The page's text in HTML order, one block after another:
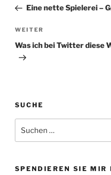
BeitragEine nette Spielerei –
Nächster
Beitrag
WEITER
Was ich bei Twitter diese
SUCHE
nach:
SPENDIEREN SIE MIR